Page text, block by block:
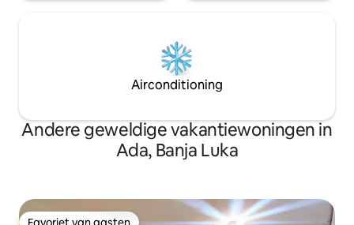
Airconditioning
Andere geweldige vakantiewoningen in
Ada, Banja Luka